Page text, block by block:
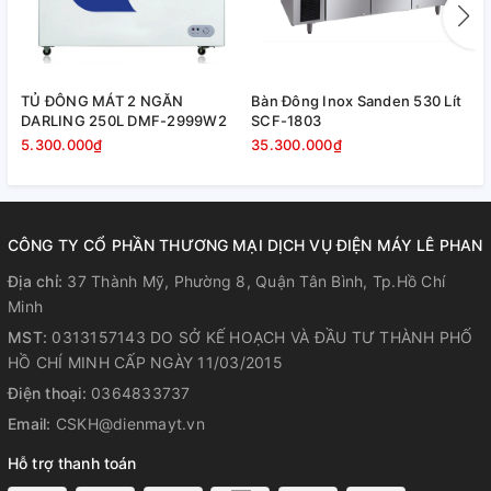
TỦ ĐÔNG MÁT 2 NGĂN
DARLING 250L DMF-2999W2
5.300.000₫
Bàn Đông Inox Sanden 530 Lít
SCF-1803
35.300.000₫
CÔNG TY CỔ PHẦN THƯƠNG MẠI DỊCH VỤ ĐIỆN MÁY LÊ PHAN
Địa chỉ: 37 Thành Mỹ, Phường 8, Quận Tân Bình, Tp.Hồ Chí
Minh
MST: 0313157143 DO SỞ KẾ HOẠCH VÀ ĐẦU TƯ THÀNH PHỐ
HỒ CHÍ MINH CẤP NGÀY 11/03/2015
Điện thoại: 0364833737
Email: CSKH@dienmayt.vn
Hỗ trợ thanh toán